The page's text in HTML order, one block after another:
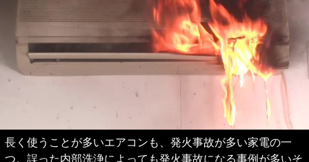
長く使うことが多いエアコンも、発火事故が多い家電の一
つ。誤った内部洗浄によっても発火事故になる事例が多いそ